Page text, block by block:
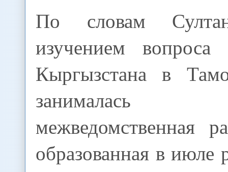
По словам
изучением вопроса
Кыргызстана в
занималась
межведомственная
образованная в июле